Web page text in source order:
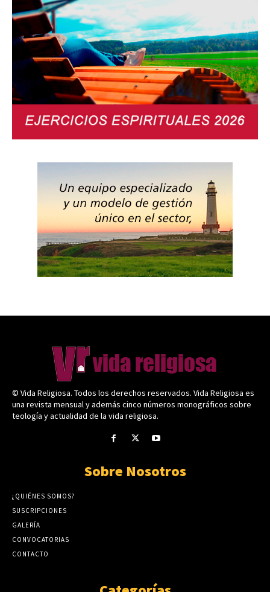
© Vida Religiosa. Todos los derechos reservados. Vida Religiosa es
una revista mensual y además cinco números monográficos sobre
teología y actualidad de la vida religiosa.
Sobre Nosotros
¿QUIÉNES SOMOS?
SUSCRIPCIONES
GALERÍA
CONVOCATORIAS
CONTACTO